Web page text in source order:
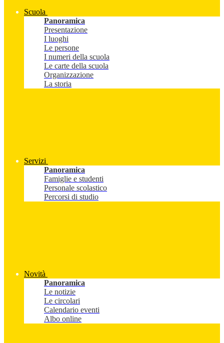
Scuola
Panoramica
Presentazione
I luoghi
Le persone
I numeri della scuola
Le carte della scuola
Organizzazione
La storia
Servizi
Panoramica
Famiglie e studenti
Personale scolastico
Percorsi di studio
Novità
Panoramica
Le notizie
Le circolari
Calendario eventi
Albo online